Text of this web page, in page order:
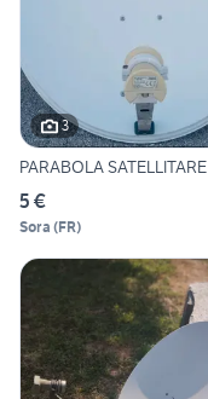
3
PARABOLA SATELLITARE
5 €
Sora (FR)